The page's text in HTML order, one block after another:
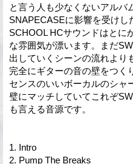
と言う人も少なくないアルバ
SNAPECASEに影響を受け
SCHOOL HCサウンドはとに
な雰囲気が漂います。まだ
出していくシーンの流れより
完全にギターの音の壁をつく
センスのいいボーカルのシャ
璧にマッチしていてこれぞ
も言える音源です。
1. Intro
2. Pump The Breaks